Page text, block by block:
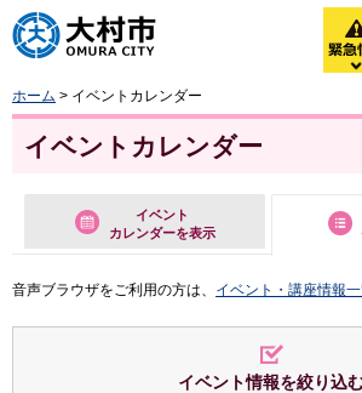
大村市
ホーム > イベントカレンダー
イベントカレンダー
イベント
カレンダーを表示
音声ブラウザをご利用の方は、 イベント・講座情報
イベント情報を絞り込